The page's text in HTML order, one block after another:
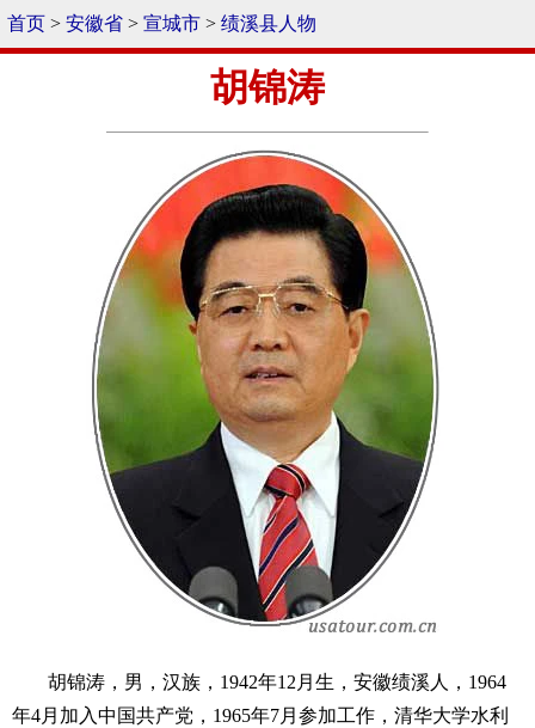
首页 > 安徽省 > 宣城市 > 绩溪县人物
胡锦涛
胡锦涛，男，汉族，1942年12月生，安徽绩溪人，1964
年4月加入中国共产党，1965年7月参加工作，清华大学水利